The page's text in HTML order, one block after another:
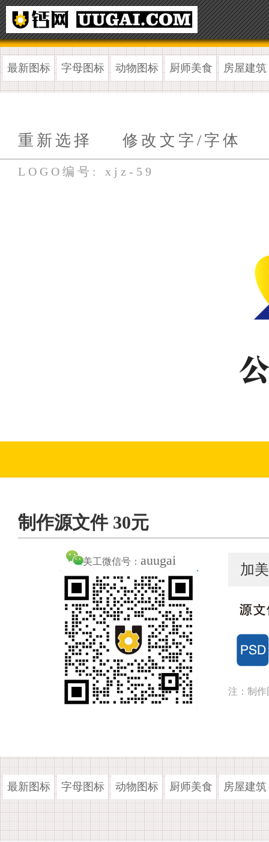
最新图标 字母图标 动物图标 厨师美食 房屋建筑
重新选择 修改文字/字体
LOGO编号: xjz-59
制作源文件 30元
美工微信号： auugai
加
注：制作
最新图标 字母图标 动物图标 厨师美食 房屋建筑